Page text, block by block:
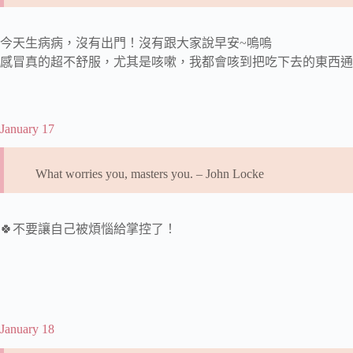
今天生病病，沒有出門！沒有跟大家說早安~嗚嗚
感冒真的超不舒服，尤其是咳嗽，我都會咳到把吃下去的東
January 17
What worries you, masters you. – John Locke
🍀不要讓自己被煩惱給掌控了！
January 18